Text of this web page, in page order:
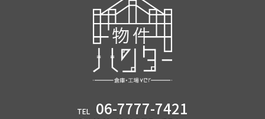
TEL 06-7777-7421